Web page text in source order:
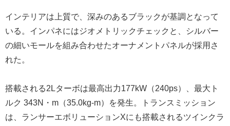
インテリアは上質で、深みのあるブラックが基調となって
いる。インパネにはジオメトリックチェックと、シルバー
の細いモールを組み合わせたオーナメントパネルが採用さ
れた。
搭載される2Lターボは最高出力177kW（240ps）、最大ト
ルク 343N・m（35.0kg-m）を発生。トランスミッション
は、ランサーエボリューションXにも搭載されるツインクラ